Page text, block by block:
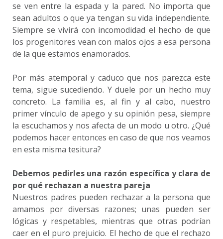
se ven entre la espada y la pared. No importa que
sean adultos o que ya tengan su vida independiente.
Siempre se vivirá con incomodidad el hecho de que
los progenitores vean con malos ojos a esa persona
de la que estamos enamorados.
Por más atemporal y caduco que nos parezca este
tema, sigue sucediendo. Y duele por un hecho muy
concreto. La familia es, al fin y al cabo, nuestro
primer vínculo de apego y su opinión pesa, siempre
la escuchamos y nos afecta de un modo u otro. ¿Qué
podemos hacer entonces en caso de que nos veamos
en esta misma tesitura?
Debemos pedirles una razón específica y clara de
por qué rechazan a nuestra pareja
Nuestros padres pueden rechazar a la persona que
amamos por diversas razones; unas pueden ser
lógicas y respetables, mientras que otras podrían
caer en el puro prejuicio. El hecho de que el rechazo